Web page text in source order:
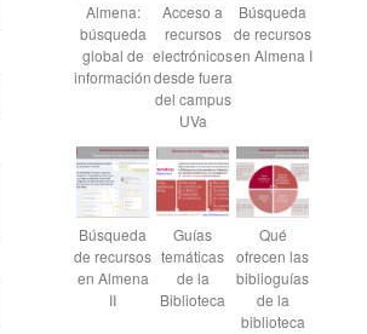
Almena:
búsqueda
global de
información
Acceso a
recursos
electrónicos
desde fuera
del campus
UVa
Búsqueda
de recursos
en Almena I
Búsqueda
de recursos
en Almena
II
Guías
temáticas
de la
Biblioteca
Qué
ofrecen las
biblioguías
de la
biblioteca